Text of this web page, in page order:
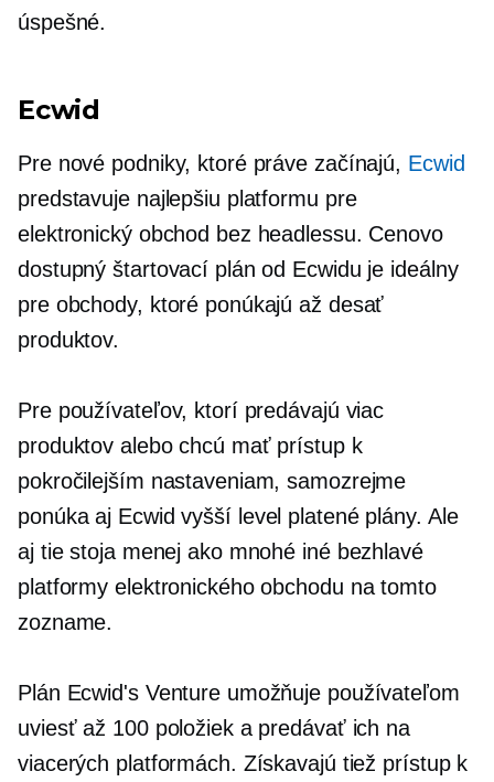
úspešné.
Ecwid
Pre nové podniky, ktoré práve začínajú, Ecwid
predstavuje najlepšiu platformu pre
elektronický obchod bez headlessu. Cenovo
dostupný štartovací plán od Ecwidu je ideálny
pre obchody, ktoré ponúkajú až desať
produktov.
Pre používateľov, ktorí predávajú viac
produktov alebo chcú mať prístup k
pokročilejším nastaveniam, samozrejme
ponúka aj Ecwidvyšší level platené plány. Ale
aj tie stoja menej ako mnohé iné bezhlavé
platformy elektronického obchodu na tomto
zozname.
Plán Ecwid's Venture umožňuje používateľom
uviesť až 100 položiek a predávať ich na
viacerých platformách. Získavajú tiež prístup k